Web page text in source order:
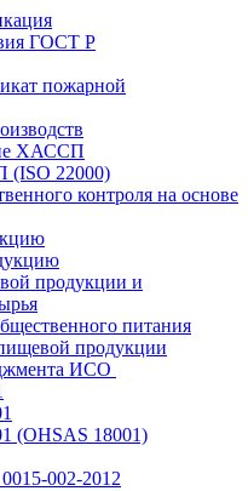
ГОСТ Р
пожарной
ХАССП
22000)
контроля на основе
продукции и
питания
продукции
ИСО
(OHSAS 18001)
002-2012